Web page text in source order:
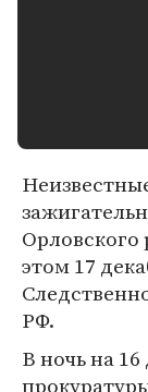
Орловского
этом 17
РФ.
В ночь на